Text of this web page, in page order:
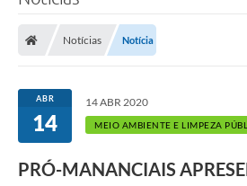
Notícias Notícia
ABR
14
14 ABR 2020
MEIO AMBIENTE E LIMPEZA
PRÓ-MANANCIAIS